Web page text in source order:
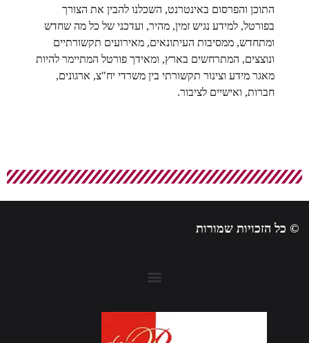
התוכן והפרסום באינטרנט, השכלנו להבין את הצורך
בפורטל, למידע נגיש זמין, מהיר, ועדכני של כל מה שחדש
ומתחדש, ממסיבות העיתונאים, מאירועים תקשורתיים
ונוצצים, המתרחשים בארץ, ומאידך פורטל המתיימר להיות
מאגר מידע וצינור תקשורתי בין משרדי יח"צ, ארגונים,
חברות, ואישיים לציבור.
© כל הזכויות שמורות